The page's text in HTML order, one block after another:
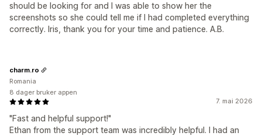
should be looking for and I was able to show her the
screenshots so she could tell me if I had completed everything
correctly. Iris, thank you for your time and patience. A.B.
7. mai 2026
"Fast and helpful support!"
Ethan from the support team was incredibly helpful. I had an
charm.ro
Romania
8 dager bruker appen